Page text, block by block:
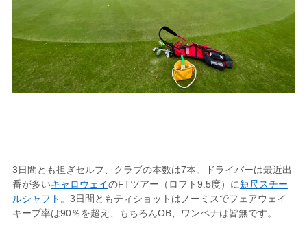
3日間とも担ぎセルフ、クラブの本数は7本。ドライバーは最近出
番が多いキャロウェイのFTツアー（ロフト9.5度）に短尺スチー
ルシャフト 。3日間ともティショットはノーミスでフェアウェイ
キープ率は90％を超え、もちろんOB、ワンペナは皆無です。